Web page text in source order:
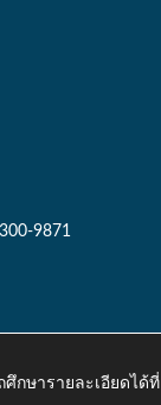
9871
กษารายละเอียดได้ที่